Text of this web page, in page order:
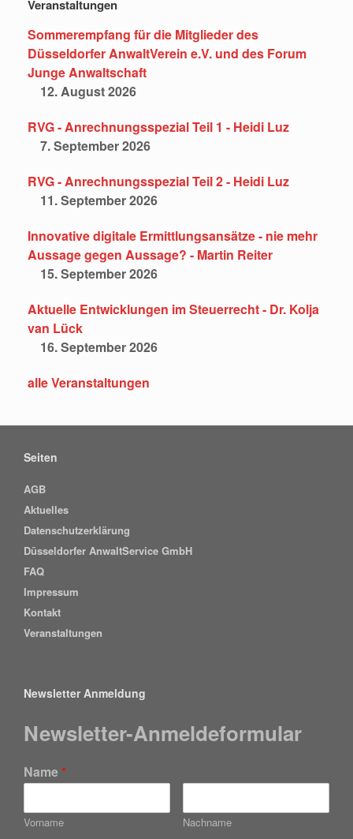
Veranstaltungen
Sommerempfang für die Mitglieder des
Düsseldorfer AnwaltVerein e.V. und des Forum
Junge Anwaltschaft
12. August 2026
RVG - Anrechnungsspezial Teil 1 - Heidi Luz
7. September 2026
RVG - Anrechnungsspezial Teil 2 - Heidi Luz
11. September 2026
Innovative digitale Ermittlungsansätze - nie mehr
Aussage gegen Aussage? - Martin Reiter
15. September 2026
Aktuelle Entwicklungen im Steuerrecht - Dr. Kolja
van Lück
16. September 2026
alle Veranstaltungen
Seiten
AGB
Aktuelles
Datenschutzerklärung
Düsseldorfer AnwaltService GmbH
FAQ
Impressum
Kontakt
Veranstaltungen
Newsletter Anmeldung
Newsletter-Anmeldeformular
Name *
Vorname Nachname